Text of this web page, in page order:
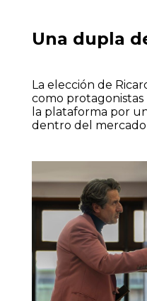
Una dupla
La elección de
como
la plataforma por
dentro del